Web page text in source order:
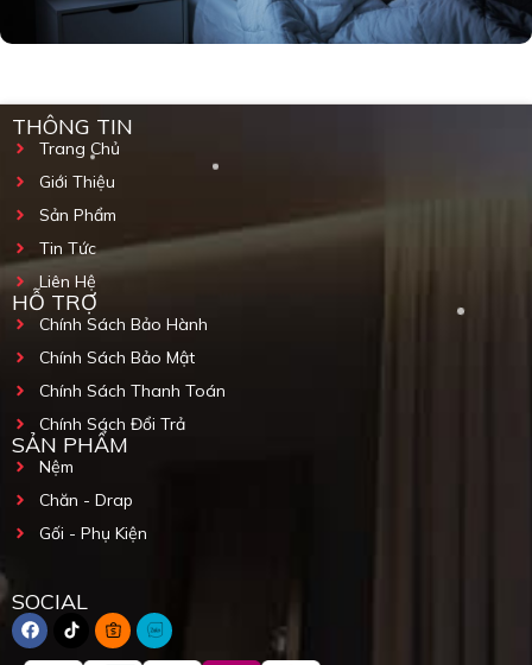
THÔNG TIN
Trang Chủ
Giới Thiệu
Sản Phẩm
Tin Tức
Liên Hệ
HỖ TRỢ
Chính Sách Bảo Hành
Chính Sách Bảo Mật
Chính Sách Thanh Toán
Chính Sách Đổi Trả
SẢN PHẨM
Nệm
Chăn - Drap
Gối - Phụ Kiện
SOCIAL